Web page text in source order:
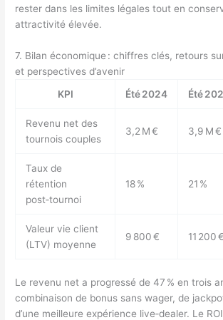
rester dans les limites légales tout en
attractivité élevée.
7. Bilan économique : chiffres clés, retours
et perspectives d’avenir
KPI
Été 2024 Été
Revenu net des
tournois couples
3,2 M € 3,9 M €
Taux de
rétention
post‑tournoi
18 % 21 %
Valeur vie client
(LTV) moyenne
9 800 € 11 200 €
Le revenu net a progressé de 47 % en trois
combinaison de bonus sans wager, de
d’une meilleure expérience live‑dealer. Le